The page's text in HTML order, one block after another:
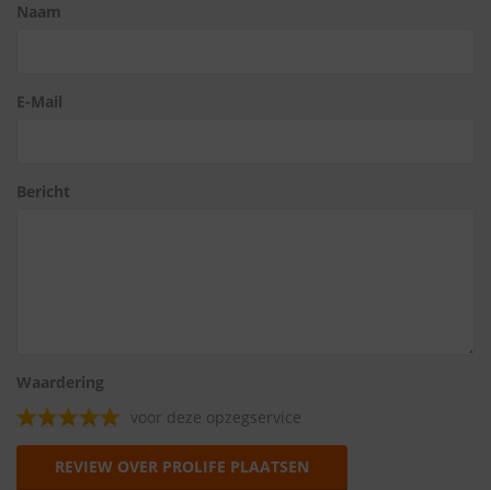
Naam
E-Mail
Bericht
Waardering
voor deze opzegservice
REVIEW OVER PROLIFE PLAATSEN